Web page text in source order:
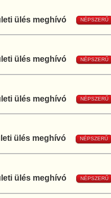
ülés meghívó NÉPSZERŰ
ülés meghívó NÉPSZERŰ
ülés meghívó NÉPSZERŰ
ülés meghívó NÉPSZERŰ
ülés meghívó NÉPSZERŰ